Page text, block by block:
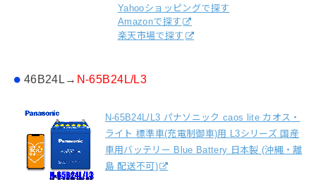
Yahooショッピングで探す
Amazonで探す
楽天市場で探す
46B24L→ N-65B24L/L3
N-65B24L/L3 パナソニック caos lite カオス・
ライト 標準車(充電制御車)用 L3シリーズ 国産
車用バッテリー Blue Battery 日本製 (沖縄・離
島 配送不可)